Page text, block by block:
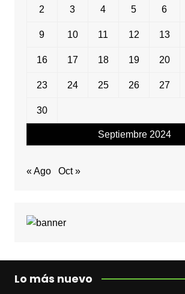
Septiembre 2024
2 3 4 5 6
9 10 11 12 13
16 17 18 19 20
23 24 25 26 27
30
« Ago Oct »
Lo más nuevo